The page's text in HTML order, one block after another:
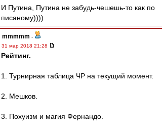
И Путина, Путина не забудь-чешешь-то как по
писаному))))
mmmmm -
31 мар 2018 21:28
Рейтинг.
1. Турнирная таблица ЧР на текущий момент.
2. Мешков.
3. Похуизм и магия Фернандо.